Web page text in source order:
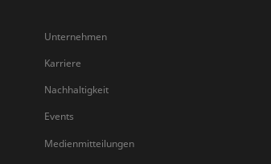
Unternehmen
Karriere
Nachhaltigkeit
Events
Medienmitteilungen